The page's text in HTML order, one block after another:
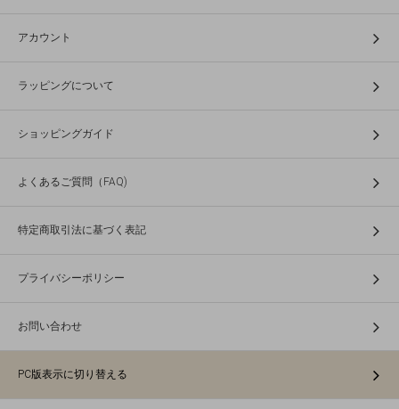
アカウント
ラッピングについて
ショッピングガイド
よくあるご質問（FAQ)
特定商取引法に基づく表記
プライバシーポリシー
お問い合わせ
PC版表示に切り替える